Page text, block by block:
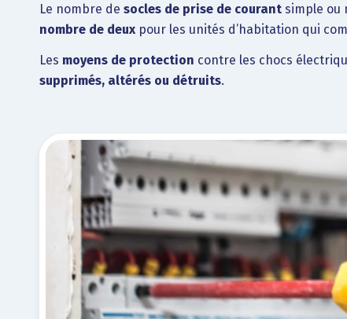
Le nombre de socles de prise de courant simple ou
nombre de deux pour les unités d’habitation qui
Les moyens de protection contre les chocs
supprimés, altérés ou détruits.